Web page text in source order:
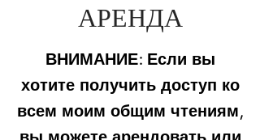
АРЕНДА
ВНИМАНИЕ: Если вы
хотите получить доступ ко
всем моим общим чтениям,